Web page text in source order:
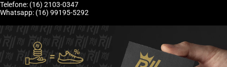
Telefone: (16) 2103-0347
Whatsapp: (16) 99195-5292